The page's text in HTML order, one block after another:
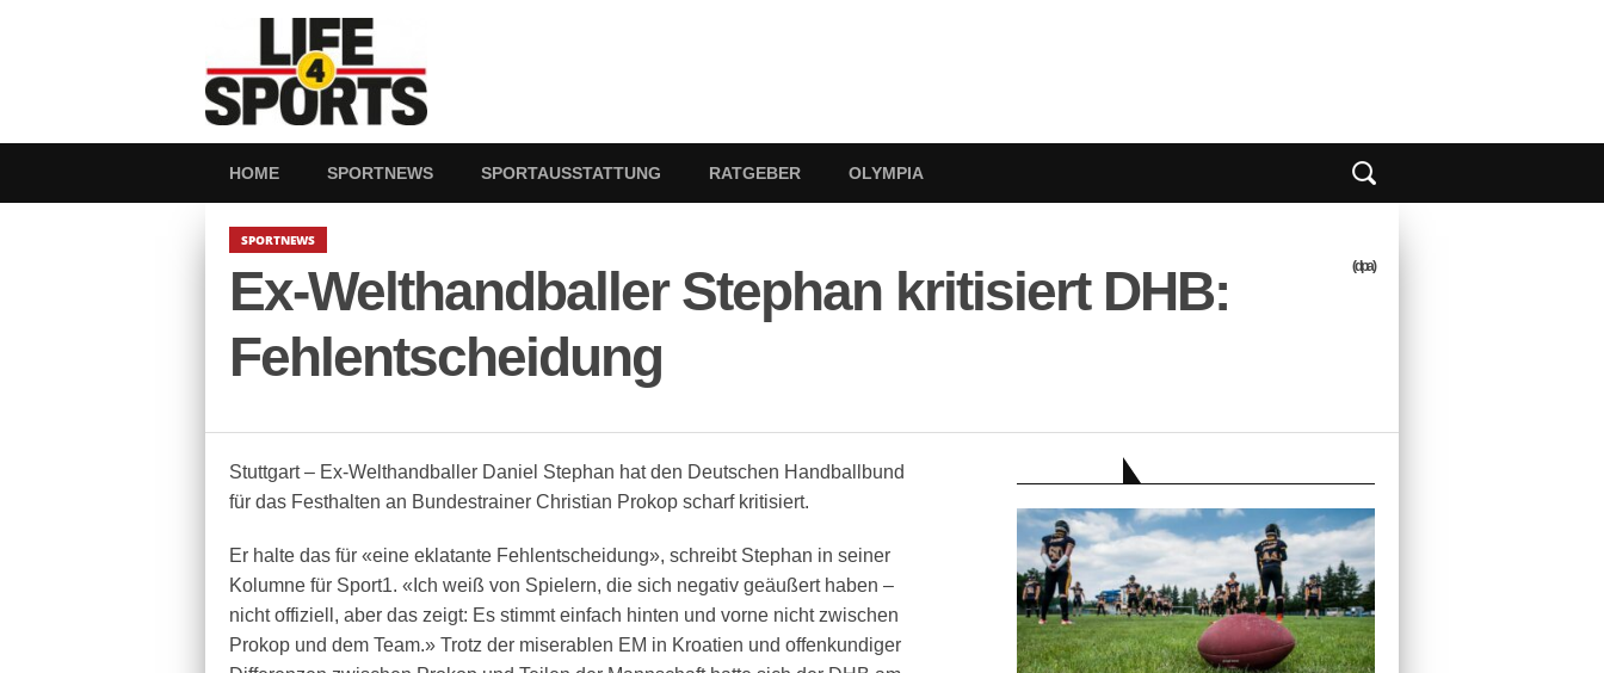
HOME SPORTNEWS SPORTAUSSTATTUNG RATGEBER OLYMPIA
SPORTNEWS
Ex-Welthandballer Stephan kritisiert DHB:
Fehlentscheidung
(dpa)
Stuttgart – Ex-Welthandballer Daniel Stephan hat den Deutschen Handballbund
für das Festhalten an Bundestrainer Christian Prokop scharf kritisiert.
Er halte das für «eine eklatante Fehlentscheidung», schreibt Stephan in seiner
Kolumne für Sport1. «Ich weiß von Spielern, die sich negativ geäußert haben –
nicht offiziell, aber das zeigt: Es stimmt einfach hinten und vorne nicht zwischen
Prokop und dem Team.» Trotz der miserablen EM in Kroatien und offenkundiger